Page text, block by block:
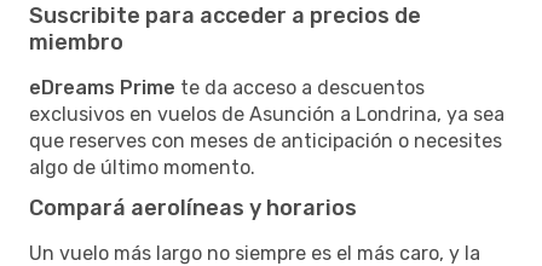
Suscribite para acceder a precios de
miembro
eDreams Prime te da acceso a descuentos
exclusivos en vuelos de Asunción a Londrina, ya sea
que reserves con meses de anticipación o necesites
algo de último momento.
Compará aerolíneas y horarios
Un vuelo más largo no siempre es el más caro, y la